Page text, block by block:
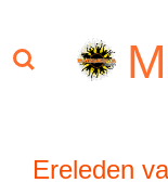
direct
naar
Ereleden